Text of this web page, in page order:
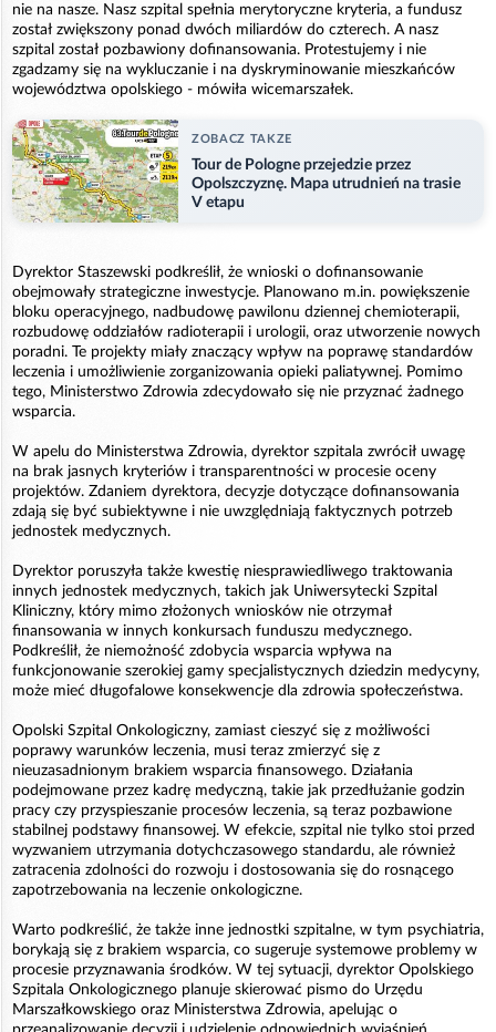
nie na nasze. Nasz szpital spełnia merytoryczne kryteria, a fundusz
został zwiększony ponad dwóch miliardów do czterech. A nasz
szpital został pozbawiony dofinansowania. Protestujemy i nie
zgadzamy się na wykluczanie i na dyskryminowanie mieszkańców
województwa opolskiego - mówiła wicemarszałek.
ZOBACZ TAKZE
Tour de Pologne przejedzie przez
Opolszczyznę. Mapa utrudnień na trasie
V etapu
Dyrektor Staszewski podkreślił, że wnioski o dofinansowanie
obejmowały strategiczne inwestycje. Planowano m.in. powiększenie
bloku operacyjnego, nadbudowę pawilonu dziennej chemioterapii,
rozbudowę oddziałów radioterapii i urologii, oraz utworzenie nowych
poradni. Te projekty miały znaczący wpływ na poprawę standardów
leczenia i umożliwienie zorganizowania opieki paliatywnej. Pomimo
tego, Ministerstwo Zdrowia zdecydowało się nie przyznać żadnego
wsparcia.
W apelu do Ministerstwa Zdrowia, dyrektor szpitala zwrócił uwagę
na brak jasnych kryteriów i transparentności w procesie oceny
projektów. Zdaniem dyrektora, decyzje dotyczące dofinansowania
zdają się być subiektywne i nie uwzględniają faktycznych potrzeb
jednostek medycznych.
Dyrektor poruszyła także kwestię niesprawiedliwego traktowania
innych jednostek medycznych, takich jak Uniwersytecki Szpital
Kliniczny, który mimo złożonych wniosków nie otrzymał
finansowania w innych konkursach funduszu medycznego.
Podkreślił, że niemożność zdobycia wsparcia wpływa na
funkcjonowanie szerokiej gamy specjalistycznych dziedzin medycyny,
może mieć długofalowe konsekwencje dla zdrowia społeczeństwa.
Opolski Szpital Onkologiczny, zamiast cieszyć się z możliwości
poprawy warunków leczenia, musi teraz zmierzyć się z
nieuzasadnionym brakiem wsparcia finansowego. Działania
podejmowane przez kadrę medyczną, takie jak przedłużanie godzin
pracy czy przyspieszanie procesów leczenia, są teraz pozbawione
stabilnej podstawy finansowej. W efekcie, szpital nie tylko stoi przed
wyzwaniem utrzymania dotychczasowego standardu, ale również
zatracenia zdolności do rozwoju i dostosowania się do rosnącego
zapotrzebowania na leczenie onkologiczne.
Warto podkreślić, że także inne jednostki szpitalne, w tym psychiatria,
borykają się z brakiem wsparcia, co sugeruje systemowe problemy w
procesie przyznawania środków. W tej sytuacji, dyrektor Opolskiego
Szpitala Onkologicznego planuje skierować pismo do Urzędu
Marszałkowskiego oraz Ministerstwa Zdrowia, apelując o